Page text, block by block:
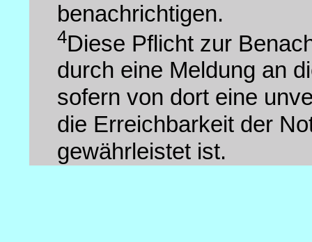
benachrichtigen.
4Diese Pflicht zur
durch eine Meldung an
sofern von dort eine
die Erreichbarkeit der
gewährleistet ist.